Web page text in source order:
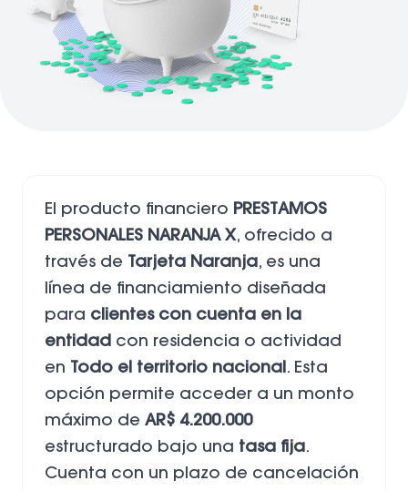
El producto financiero PRESTAMOS
PERSONALES NARANJA X, ofrecido a
través de
Tarjeta Naranja, es una
línea de financiamiento diseñada
para clientes con cuenta en la
entidad con residencia o actividad
en
Todo el territorio nacional . Esta
opción permite acceder a un monto
máximo de AR$ 4.200.000
estructurado bajo una tasa fija.
Cuenta con un plazo de cancelación